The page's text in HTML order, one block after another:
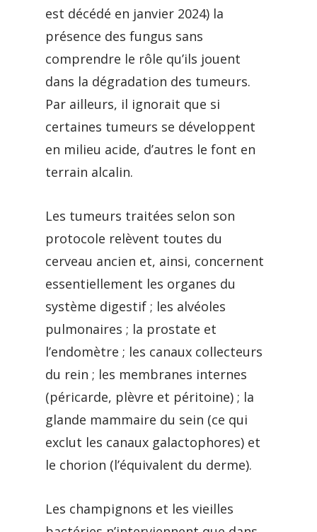
est décédé en janvier 2024) la
présence des fungus sans
comprendre le rôle qu’ils jouent
dans la dégradation des tumeurs.
Par ailleurs, il ignorait que si
certaines tumeurs se développent
en milieu acide, d’autres le font en
terrain alcalin.
Les tumeurs traitées selon son
protocole relèvent toutes du
cerveau ancien et, ainsi, concernent
essentiellement les organes du
système digestif ; les alvéoles
pulmonaires ; la prostate et
l’endomètre ; les canaux collecteurs
du rein ; les membranes internes
(péricarde, plèvre et péritoine) ; la
glande mammaire du sein (ce qui
exclut les canaux galactophores) et
le chorion (l’équivalent du derme).
Les champignons et les vieilles